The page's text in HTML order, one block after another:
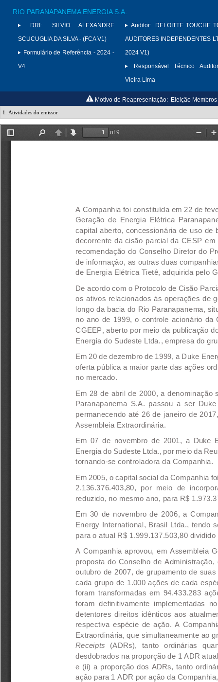
RIO PARANAPANEMA ENERGIA S.A.
DRI:
SILVIO ALEXANDRE
SCUCUGLIA DA SILVA - (FCA V1)
Formulário de Referência - 2024 -
V4
Auditor:
DELOITTE TOUCHE
AUDITORES INDEPENDENTES
2024 V1)
Responsável Técnico
Vieira Lima
Motivo de Reapresentação: Eleição